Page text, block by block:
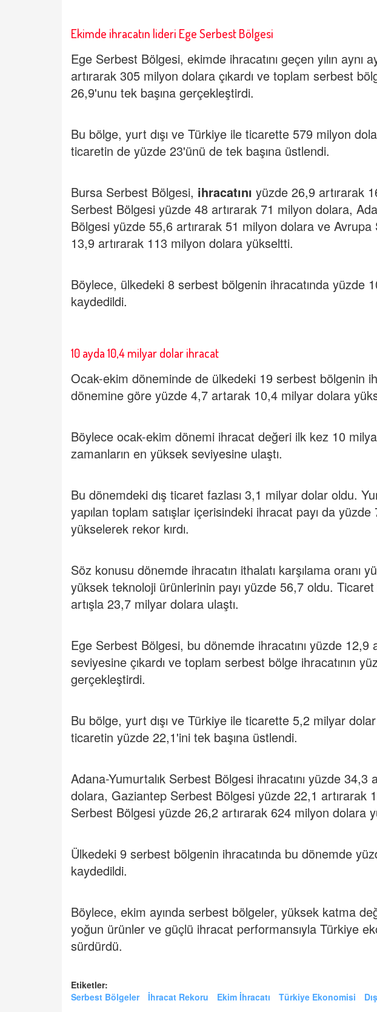
Ekimde ihracatın lideri Ege Serbest Bölgesi
Ege Serbest Bölgesi, ekimde ihracatını geçen yılın aynı
artırarak 305 milyon dolara çıkardı ve toplam serbest
26,9'unu tek başına gerçekleştirdi.
Bu bölge, yurt dışı ve Türkiye ile ticarette 579 milyon
ticaretin de yüzde 23'ünü de tek başına üstlendi.
Bursa Serbest Bölgesi, ihracatını yüzde 26,9 artırarak
Serbest Bölgesi yüzde 48 artırarak 71 milyon dolara,
Bölgesi yüzde 55,6 artırarak 51 milyon dolara ve
13,9 artırarak 113 milyon dolara yükseltti.
Böylece, ülkedeki 8 serbest bölgenin ihracatında yüzde
kaydedildi.
10 ayda 10,4 milyar dolar ihracat
Ocak-ekim döneminde de ülkedeki 19 serbest bölgenin
dönemine göre yüzde 4,7 artarak 10,4 milyar dolara
Böylece ocak-ekim dönemi ihracat değeri ilk kez 10
zamanların en yüksek seviyesine ulaştı.
Bu dönemdeki dış ticaret fazlası 3,1 milyar dolar oldu.
yapılan toplam satışlar içerisindeki ihracat payı da
yükselerek rekor kırdı.
Söz konusu dönemde ihracatın ithalatı karşılama oranı
yüksek teknoloji ürünlerinin payı yüzde 56,7 oldu.
artışla 23,7 milyar dolara ulaştı.
Ege Serbest Bölgesi, bu dönemde ihracatını yüzde 12,9
seviyesine çıkardı ve toplam serbest bölge ihracatının
gerçekleştirdi.
Bu bölge, yurt dışı ve Türkiye ile ticarette 5,2 milyar
ticaretin yüzde 22,1'ini tek başına üstlendi.
Adana-Yumurtalık Serbest Bölgesi ihracatını yüzde 34,3
dolara, Gaziantep Serbest Bölgesi yüzde 22,1 artırarak
Serbest Bölgesi yüzde 26,2 artırarak 624 milyon dolara
Ülkedeki 9 serbest bölgenin ihracatında bu dönemde
kaydedildi.
Böylece, ekim ayında serbest bölgeler, yüksek katma
yoğun ürünler ve güçlü ihracat performansıyla Türkiye
sürdürdü.
Etiketler:
Serbest Bölgeler
İhracat Rekoru Ekim İhracatı Türkiye Ekonomisi